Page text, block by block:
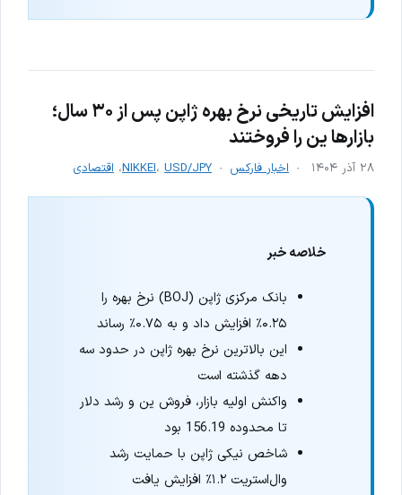
افزایش تاریخی نرخ بهره ژاپن پس از ۳۰ سال؛
بازارها ین را فروختند
۲۸ آذر ۱۴۰۴ اخبار فارکس NIKKEI، USD/JPY ، اقتصادی
خلاصه خبر
بانک مرکزی ژاپن (BOJ) نرخ بهره را
۰.۲۵٪ افزایش داد و به ۰.۷۵٪ رساند
این بالاترین نرخ بهره ژاپن در حدود سه
دهه گذشته است
واکنش اولیه بازار، فروش ین و رشد دلار
تا محدوده 156.19 بود
شاخص نیکی ژاپن با حمایت رشد
وال‌استریت ۱.۲٪ افزایش یافت